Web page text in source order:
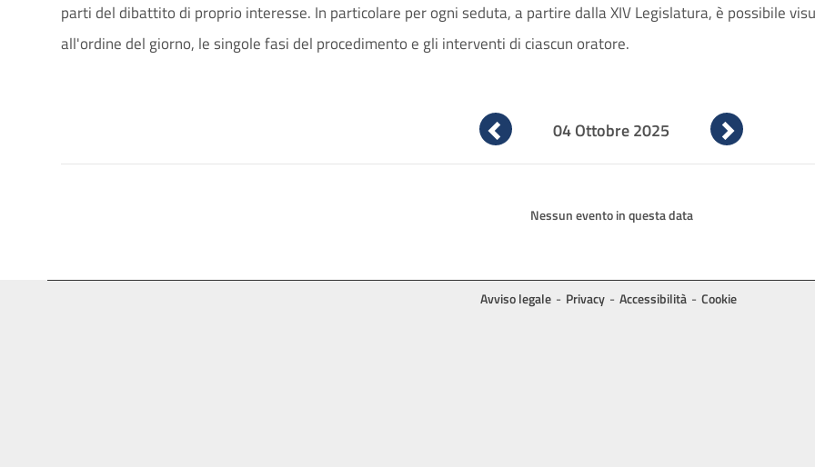
parti del dibattito di proprio interesse. In particolare per ogni seduta, a partire dalla XIV Legislatura, è possibile
all'ordine del giorno, le singole fasi del procedimento e gli interventi di ciascun oratore.
04 Ottobre 2025
Vai
al
giorno
Vai
al
giorno
Nessun evento in questa data
Avviso legale Privacy Accessibilità Cookie